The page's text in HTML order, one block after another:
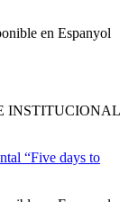
en Espanyol
INSTITUCIONAL
“Five days to